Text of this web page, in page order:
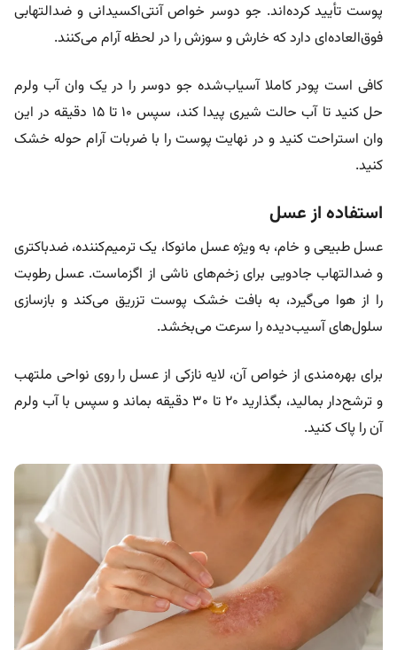
پوست تأیید کرده‌اند. جو دوسر خواص آنتی‌اکسیدانی و ضدالتهابی
فوق‌العاده‌ای دارد که خارش و سوزش را در لحظه آرام می‌کنند.
کافی است پودر کاملا آسیاب‌شده جو دوسر را در یک وان آب ولرم
حل کنید تا آب حالت شیری پیدا کند، سپس ۱۰ تا ۱۵ دقیقه در این
وان استراحت کنید و در نهایت پوست را با ضربات آرام حوله خشک
کنید.
استفاده از عسل
عسل طبیعی و خام، به ویژه عسل مانوکا، یک ترمیم‌کننده، ضدباکتری
و ضدالتهاب جادویی برای زخم‌های ناشی از اگزماست. عسل رطوبت
را از هوا می‌گیرد، به بافت‌ خشک پوست تزریق می‌کند و بازسازی
سلول‌های آسیب‌دیده را سرعت می‌بخشد.
برای بهره‌مندی از خواص آن، لایه نازکی از عسل را روی نواحی ملتهب
و ترشح‌دار بمالید، بگذارید ۲۰ تا ۳۰ دقیقه بماند و سپس با آب ولرم
آن را پاک کنید.